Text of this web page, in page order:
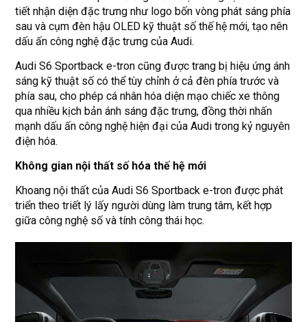
tiết nhận diện đặc trưng như logo bốn vòng phát sáng phía
sau và cụm đèn hậu OLED kỹ thuật số thế hệ mới, tạo nên
dấu ấn công nghệ đặc trưng của Audi.
Audi S6 Sportback e-tron cũng được trang bị hiệu ứng ánh
sáng kỹ thuật số có thể tùy chỉnh ở cả đèn phía trước và
phía sau, cho phép cá nhân hóa diện mạo chiếc xe thông
qua nhiều kịch bản ánh sáng đặc trưng, đồng thời nhấn
mạnh dấu ấn công nghệ hiện đại của Audi trong kỷ nguyên
điện hóa.
Không gian nội thất số hóa thế hệ mới
Khoang nội thất của Audi S6 Sportback e-tron được phát
triển theo triết lý lấy người dùng làm trung tâm, kết hợp
giữa công nghệ số và tính công thái học.